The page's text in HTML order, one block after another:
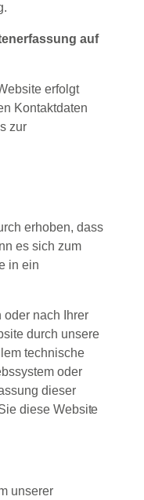
auf
erfolgt
Kontaktdaten
zur
erhoben, dass
es sich zum
in ein
nach Ihrer
durch unsere
technische
oder
dieser
diese Website
unserer